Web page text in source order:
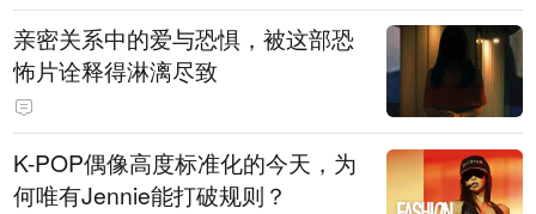
亲密关系中的爱与恐惧，被这部恐
怖片诠释得淋漓尽致
K-POP偶像高度标准化的今天，为
何唯有Jennie能打破规则？